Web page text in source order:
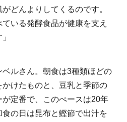
どんよりしてくるのです。
いる発酵食品が健康を支え
ルさん。朝食は3種類ほどの
けたものと、豆乳と季節の
定番で、このぺースは20年
の日は昆布と鰹節で出汁を